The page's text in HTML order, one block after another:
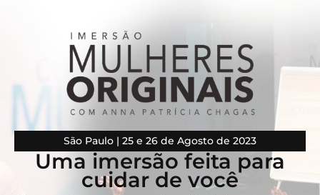
São Paulo | 25 e 26 de Agosto de 2023
Uma imersão feita para
cuidar de você